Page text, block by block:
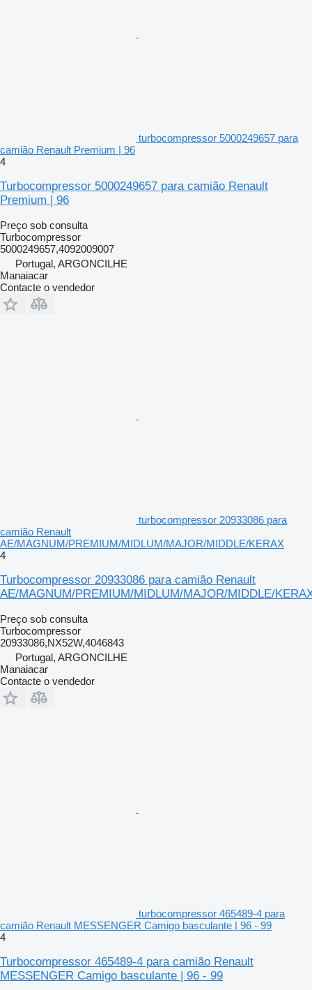
turbocompressor 5000249657 para
camião Renault Premium | 96
4
Turbocompressor 5000249657 para camião Renault
Premium | 96
Preço sob consulta
Turbocompressor
5000249657,4092009007
Portugal, ARGONCILHE
Manaiacar
Contacte o vendedor
turbocompressor 20933086 para
camião Renault
AE/MAGNUM/PREMIUM/MIDLUM/MAJOR/MIDDLE/KERAX
4
Turbocompressor 20933086 para camião Renault
AE/MAGNUM/PREMIUM/MIDLUM/MAJOR/MIDDLE/
Preço sob consulta
Turbocompressor
20933086,NX52W,4046843
Portugal, ARGONCILHE
Manaiacar
Contacte o vendedor
turbocompressor 465489-4 para
camião Renault MESSENGER Camigo basculante | 96 - 99
4
Turbocompressor 465489-4 para camião Renault
MESSENGER Camigo basculante | 96 - 99